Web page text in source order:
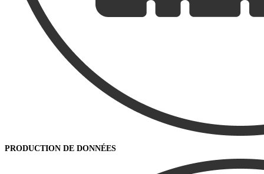
PRODUCTION DE DONNÉES